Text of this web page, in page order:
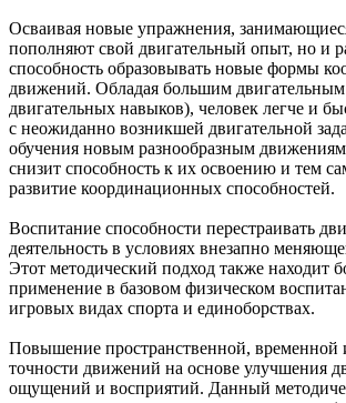
Осваивая новые упражнения,
пополняют свой двигательный опыт, но и
способность образовывать новые формы
движений. Обладая большим
двигательных навыков), человек легче и
с неожиданно возникшей двигательной
обучения новым разнообразным
снизит способность к их освоению и тем
развитие координационных способностей.
Воспитание способности перестраивать
деятельность в условиях внезапно
Этот методический подход также находит
применение в базовом физическом
игровых видах спорта и единоборствах.
Повышение пространственной, временной
точности движений на основе улучшения
ощущений и восприятий. Данный